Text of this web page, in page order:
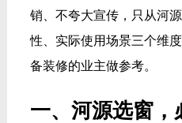
销、不夸大宣传，只从河
性、实际使用场景三个维
备装修的业主做参考。
一、河源选窗，